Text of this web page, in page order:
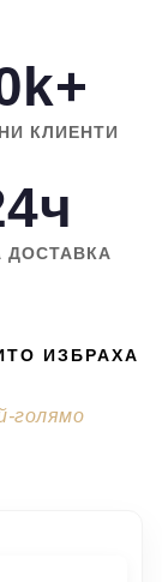
КЛИЕНТИ
ДОСТАВКА
ИЗБРАХА
голямо